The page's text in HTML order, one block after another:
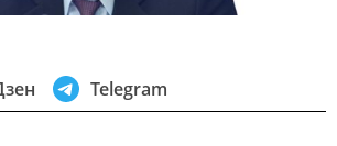
Telegram